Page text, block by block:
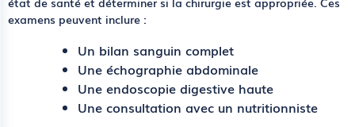
examens peuvent inclure :
Un bilan sanguin complet
Une échographie abdominale
Une endoscopie digestive haute
Une consultation avec un nutritionniste